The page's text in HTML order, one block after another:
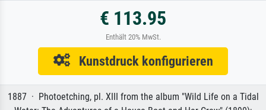
€ 113.95
Enthält 20% MwSt.
Kunstdruck konfigurieren
1887 · Photoetching, pl. XIII from the album "Wild Life on a Tidal